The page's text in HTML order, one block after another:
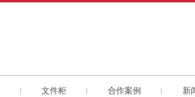
文件柜 合作案例 新